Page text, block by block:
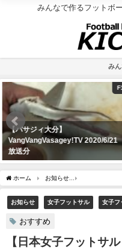
みんなで作るフットボ
み
【ペスカドーラ町田】フットサル
スクール・個人フットサル 休校期
間延長のお知らせ
ホーム お知らせ
お知らせ 女子フットサル 女子フ
おすすめ
【日本女子フットサ